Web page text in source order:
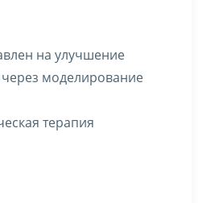
на улучшение
моделирование
терапия